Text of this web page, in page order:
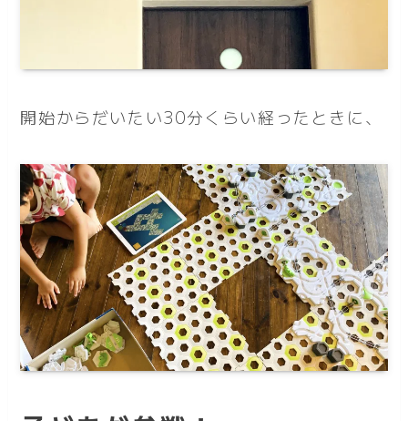
開始からだいたい30分くらい経ったときに、